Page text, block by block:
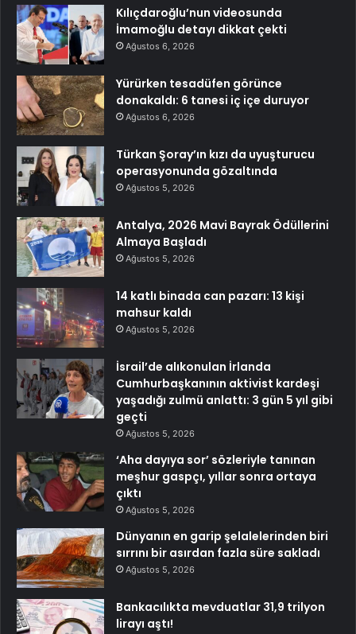
Kılıçdaroğlu’nun videosunda
İmamoğlu detayı dikkat çekti
Ağustos 6, 2026
Yürürken tesadüfen görünce
donakaldı: 6 tanesi iç içe duruyor
Ağustos 6, 2026
Türkan Şoray’ın kızı da uyuşturucu
operasyonunda gözaltında
Ağustos 5, 2026
Antalya, 2026 Mavi Bayrak Ödüllerini
Almaya Başladı
Ağustos 5, 2026
14 katlı binada can pazarı: 13 kişi
mahsur kaldı
Ağustos 5, 2026
İsrail’de alıkonulan İrlanda
Cumhurbaşkanının aktivist kardeşi
yaşadığı zulmü anlattı: 3 gün 5 yıl gibi
geçti
Ağustos 5, 2026
‘Aha dayıya sor’ sözleriyle tanınan
meşhur gaspçı, yıllar sonra ortaya
çıktı
Ağustos 5, 2026
Dünyanın en garip şelalelerinden biri
sırrını bir asırdan fazla süre sakladı
Ağustos 5, 2026
Bankacılıkta mevduatlar 31,9 trilyon
lirayı aştı!